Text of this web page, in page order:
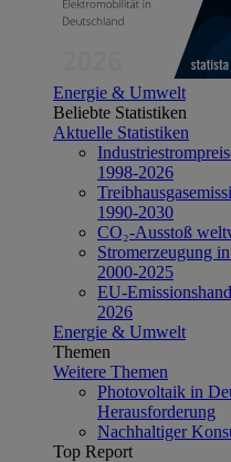
Energie & Umwelt
Beliebte Statistiken
Aktuelle Statistiken
1998-2026
1990-2030
CO₂-Ausstoß
Stromerzeugung
2000-2025
EU-
2026
Energie & Umwelt
Themen
Weitere Themen
Photovoltaik in
Herausforderung
Nachhaltiger
Top Report